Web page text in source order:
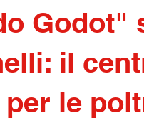
Godot"
il
per le